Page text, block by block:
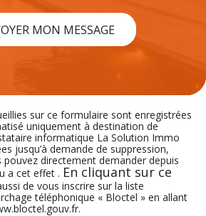
MON MESSAGE
sur ce formulaire sont enregistrées
uniquement à destination de
informatique La Solution Immo
jusqu’à demande de suppression,
pouvez directement demander depuis
a cet effet . En cliquant sur ce
de vous inscrire sur la liste
téléphonique « Bloctel » en allant